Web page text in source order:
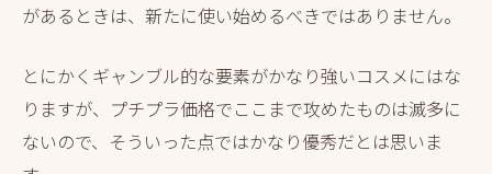
があるときは、新たに使い始めるべきではありません。
とにかくギャンブル的な要素がかなり強いコスメにはな
りますが、プチプラ価格でここまで攻めたものは滅多に
ないので、そういった点ではかなり優秀だとは思いま